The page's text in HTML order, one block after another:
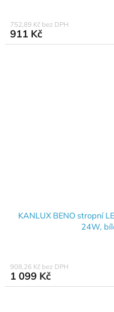
752,89 Kč bez DPH
911 Kč
KANLUX BENO stropní
24W,
908,26 Kč bez DPH
1 099 Kč